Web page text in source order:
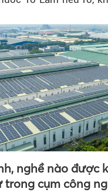
nghề nào được
trong cụm công